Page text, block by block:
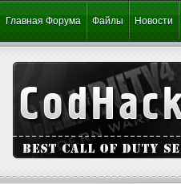
Главная Форума Файлы Новости